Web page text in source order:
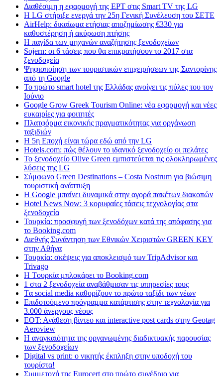
Διαθέσιμη η εφαρμογή της ΕΡΤ στις Smart TV της LG
Η LG στήριξε ενεργά την 25η Γενική Συνέλευση του ΣΕΤΕ
AirHelp: δικαίωμα ετήσιας αποζημίωσης €330 για
καθυστέρηση ή ακύρωση πτήσης
Η παγίδα των μηχανών αναζήτησης ξενοδοχείων
Sojern: οι 6 τάσεις που θα επικρατήσουν το 2017 στα
ξενοδοχεία
Ψηφιοποίηση των τουριστικών επιχειρήσεων της Σαντορίνης
από τη Google
Το πρώτο smart hotel της Ελλάδας ανοίγει τις πύλες του τον
Ιούνιο
Google Grow Greek Tourism Online: νέα εφαρμογή και νέες
ευκαιρίες για φοιτητές
Πλατφόρμα εικονικής πραγματικότητας για οργάνωση
ταξιδιών
Η 5η Εποχή είναι τώρα εδώ από την LG
Hotels.com: πώς θέλουν το ιδανικό ξενοδοχείο οι πελάτες
To ξενοδοχείο Olive Green εμπιστεύεται τις ολοκληρωμένες
λύσεις της LG
Σύμφωνο Green Destinations – Costa Nostrum για βιώσιμη
τουριστική ανάπτυξη
H Google μπαίνει δυναμικά στην αγορά πακέτων διακοπών
Hotel News Now: 3 κορυφαίες τάσεις τεχνολογίας στα
ξενοδοχεία
Τουρκία: προσφυγή των ξενοδόχων κατά της απόφασης για
το Booking.com
Διεθνής Συνάντηση των Εθνικών Χειριστών GREEN KEY
στην Αθήνα
Τουρκία: σκέψεις για αποκλεισμό των TripAdvisor και
Trivago
H Tουρκία μπλοκάρει το Booking.com
1 στα 2 ξενοδοχεία αναβάθμισαν τις υπηρεσίες τους
Tα social media καθορίζουν το πρώτο ταξίδι των νέων
Επιδοτούμενο πρόγραμμα κατάρτισης στην τεχνολογία για
3.000 άνεργους νέους
ΕΟΤ: Ανάθεση βίντεο και interactive post cards στην Geotag
Aeroview
Η αναγκαιότητα της οργανωμένης διαδικτυακής παρουσίας
των ξενοδοχείων
Digital vs print: ο νικητής έκπληξη στην υποδοχή του
τουρίστα!
Συμμετοχή της Eurocert στο πρώτο συνέδριο για